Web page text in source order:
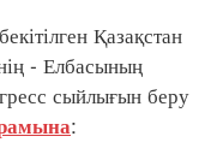
Қазақстан
- Елбасының
сыйлығын беру
: